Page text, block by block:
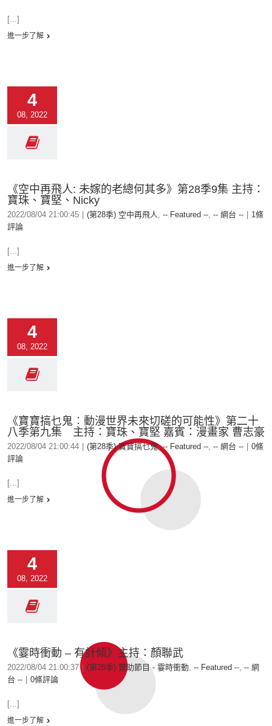
[...]
進一步了解
4
08, 2022
《空中再飛人: 未嫁的老總何其多》第28季9集 主持：
寶珠、寶堅、Nicky
2022/08/04 21:00:45 (第28季) 空中再飛人, -- Featured --, -- 網台 --
1條
評論
[...]
進一步了解
4
08, 2022
《寶寶搞乜鬼︰動漫世界未來切磋的可能性》第二十
八季第九集 主持：寶珠、寶堅 嘉賓：漫畫家 曹志豪
2022/08/04 21:00:44 (第28季) 寶寶搞乜鬼,-- Featured --, -- 網台 --
0條
評論
[...]
進一步了解
4
08, 2022
《霎時衝動 – 有計傾》主持：顏聯武
2022/08/04 21:00:37 (第28季) 贊助節目 - 霎時衝動, -- Featured --, -- 網
台 --
0條評論
[...]
進一步了解